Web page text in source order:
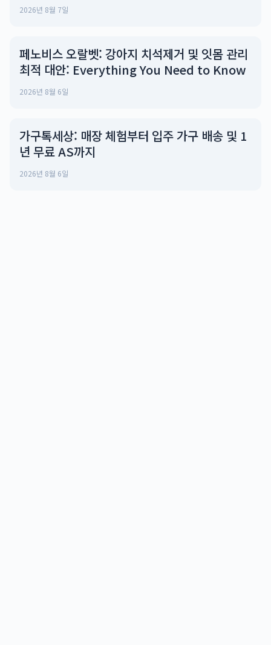
2026년 8월 7일
페노비스 오랄벳: 강아지 치석제거 및 잇몸 관리
최적 대안: Everything You Need to Know
2026년 8월 6일
가구톡세상: 매장 체험부터 입주 가구 배송 및 1
년 무료 AS까지
2026년 8월 6일